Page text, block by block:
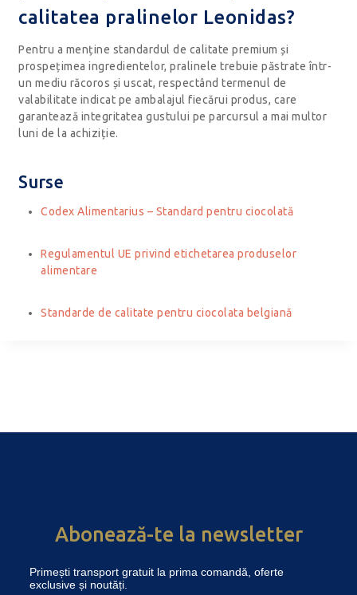
calitatea pralinelor Leonidas?
Pentru a menține standardul de calitate premium și
prospețimea ingredientelor, pralinele trebuie păstrate într-
un mediu răcoros și uscat, respectând termenul de
valabilitate indicat pe ambalajul fiecărui produs, care
garantează integritatea gustului pe parcursul a mai multor
luni de la achiziție.
Surse
Codex Alimentarius – Standard pentru ciocolată
Regulamentul UE privind etichetarea produselor
alimentare
Standarde de calitate pentru ciocolata belgiană
Abonează-te la newsletter
Primești transport gratuit la prima comandă, oferte
exclusive și noutăți.